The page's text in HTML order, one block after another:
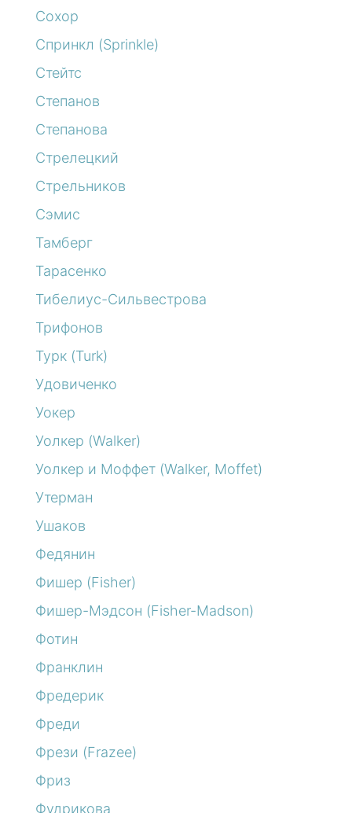
Сохор
Спринкл (Sprinkle)
Стейтс
Степанов
Степанова
Стрелецкий
Стрельников
Сэмис
Тамберг
Тарасенко
Тибелиус-Сильвестрова
Трифонов
Турк (Turk)
Удовиченко
Уокер
Уолкер (Walker)
Уолкер и Моффет (Walker, Moffet)
Утерман
Ушаков
Федянин
Фишер (Fisher)
Фишер-Мэдсон (Fisher-Madson)
Фотин
Франклин
Фредерик
Фреди
Фрези (Frazee)
Фриз
Фудрикова